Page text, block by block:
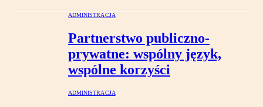
ADMINISTRACJA
Partnerstwo publiczno-
prywatne: wspólny język,
wspólne korzyści
ADMINISTRACJA